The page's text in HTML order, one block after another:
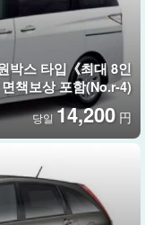
박스 타입《최대 8인
책보상 포함(No.r-4)
당일 14,200 円